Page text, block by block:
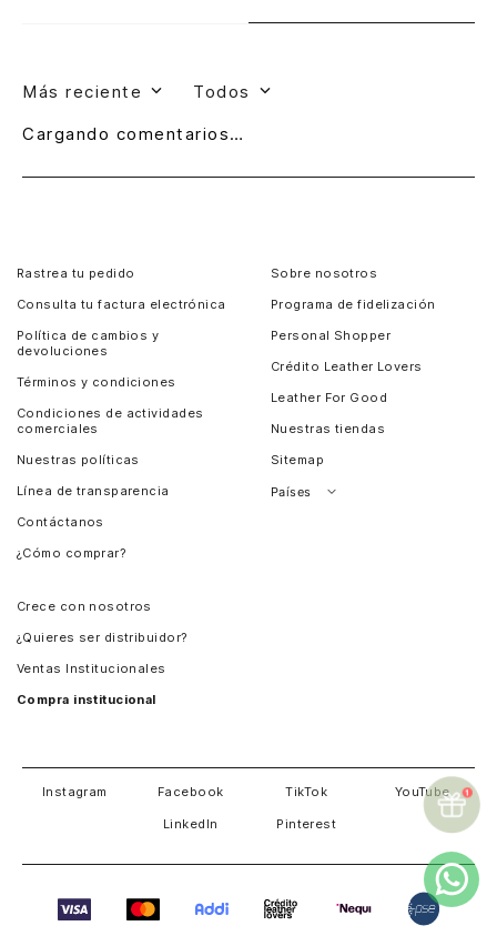
Más reciente Todos
Cargando comentarios…
Rastrea tu pedido
Consulta tu factura electrónica
Política de cambios y
devoluciones
Términos y condiciones
Condiciones de actividades
comerciales
Nuestras políticas
Línea de transparencia
Contáctanos
¿Cómo comprar?
Sobre nosotros
Programa de fidelización
Personal Shopper
Crédito Leather Lovers
Leather For Good
Nuestras tiendas
Sitemap
Países
Crece con nosotros
¿Quieres ser distribuidor?
Ventas Institucionales
Compra institucional
Instagram Facebook TikTok YouTube
LinkedIn Pinterest